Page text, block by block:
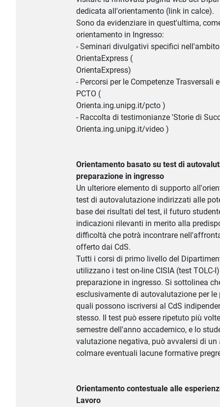
dedicata all'orientamento (link in calce).
Sono da evidenziare in quest'ultima,
orientamento in Ingresso:
- Seminari divulgativi specifici
OrientaExpress (
OrientaExpress)
- Percorsi per le Competenze Trasversali
PCTO (
Orienta.ing.unipg.it/pcto )
- Raccolta di testimonianze 'Storie di
Orienta.ing.unipg.it/video )
Orientamento basato su test di
preparazione in ingresso
Un ulteriore elemento di supporto
test di autovalutazione indirizzati alle
base dei risultati del test, il futuro
indicazioni rilevanti in merito alla
difficoltà che potrà incontrare
offerto dai CdS.
Tutti i corsi di primo livello del
utilizzano i test on-line CISIA (test TOLC-
preparazione in ingresso. Si sottolinea
esclusivamente di autovalutazione per
quali possono iscriversi al CdS
stesso. Il test può essere ripetuto più
semestre dell'anno accademico, e lo
valutazione negativa, può avvalersi di
colmare eventuali lacune formative
Orientamento contestuale alle
Lavoro